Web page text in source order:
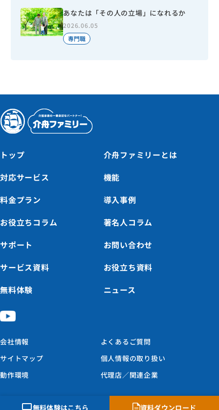
あなたは「その人の立場」になれるか
2026.06.05
専門職
無料体験はこちら 資料ダウンロード
トップ
介舟ファミリーとは
対応サービス
機能
料金プラン
導入事例
お役立ちコラム
著名人コラム
サポート
お問い合わせ
サービス資料
お役立ち資料
無料体験
ニュース
会社情報
よくあるご質問
サイトマップ
個人情報の取り扱い
動作環境
代理店／関連企業